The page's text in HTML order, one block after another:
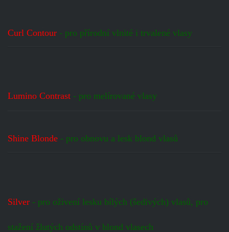
Curl Contour - pro přírodní vlnité i trvalené vlasy
Lumino Contrast- pro melírované vlasy
Shine Blonde- pro obnovu a lesk blond vlasů
Silver- pro oživení lesku bílých (šedivých) vlasů, pro
stažení žlutých odstínů v blond vlasech